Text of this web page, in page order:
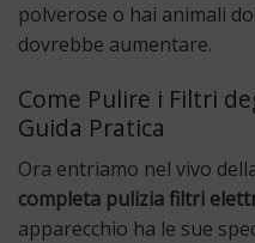
polverose o hai animali
dovrebbe aumentare.
Come Pulire i Filtri
Guida Pratica
Ora entriamo nel vivo
completa pulizia filtri
apparecchio ha le sue